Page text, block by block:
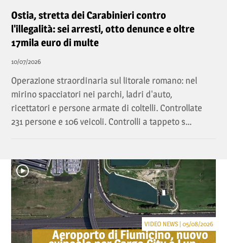
Ostia, stretta dei Carabinieri contro
l'illegalità: sei arresti, otto denunce e oltre
17mila euro di multe
10/07/2026
Operazione straordinaria sul litorale romano: nel
mirino spacciatori nei parchi, ladri d'auto,
ricettatori e persone armate di coltelli. Controllate
231 persone e 106 veicoli. Controlli a tappeto s...
Aeroporto di Fiumicino, nuovo
VIDEO NEWS | 05/08/2026